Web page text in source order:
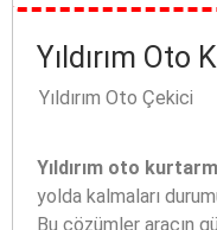
Yıldırım Oto
Yıldırım Oto Çekici
Yıldırım oto
yolda kalmaları
Bu çözümler aracın